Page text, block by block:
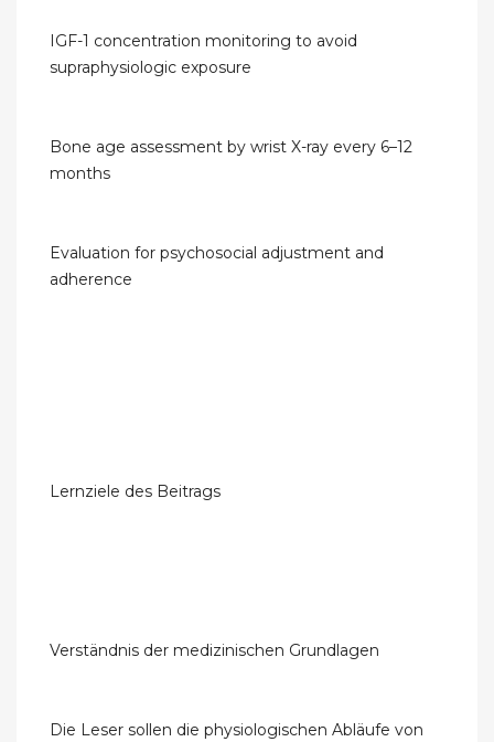
IGF-1 concentration monitoring to avoid
supraphysiologic exposure
Bone age assessment by wrist X-ray every 6–12
months
Evaluation for psychosocial adjustment and
adherence
Lernziele des Beitrags
Verständnis der medizinischen Grundlagen
Die Leser sollen die physiologischen Abläufe von